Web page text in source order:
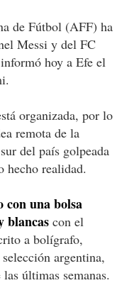
de Fútbol (AFF) ha
Messi y del FC
hoy a Efe el
organizada, por lo
remota de la
del país golpeada
hecho realidad.
con una bolsa
blancas con el
a bolígrafo,
argentina,
últimas semanas.